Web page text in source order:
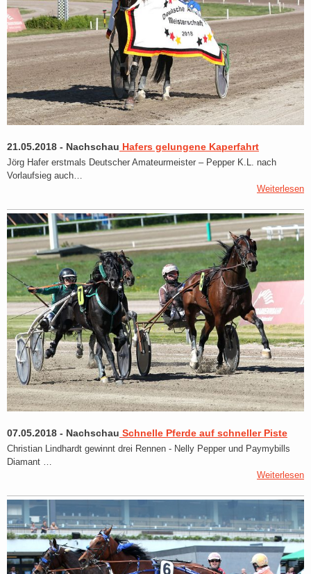
21.05.2018 - Nachschau Hafers gelungene Kaperfahrt
Jörg Hafer erstmals Deutscher Amateurmeister – Pepper K.L. nach
Vorlaufsieg auch…
Weiterlesen
07.05.2018 - Nachschau Schnelle Pferde auf schneller Piste
Christian Lindhardt gewinnt drei Rennen - Nelly Pepper und Paymybills
Diamant …
Weiterlesen